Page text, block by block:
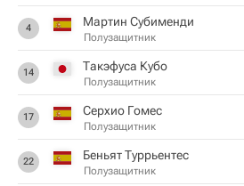
4 Мартин Субименди
Полузащитник
14 Такэфуса Кубо
Полузащитник
17 Серхио Гомес
Полузащитник
22 Беньят Туррьентес
Полузащитник